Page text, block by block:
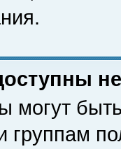
могут
группам